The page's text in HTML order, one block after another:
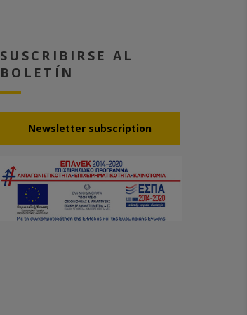
SUSCRIBIRSE AL
BOLETÍN
Νewsletter subscription